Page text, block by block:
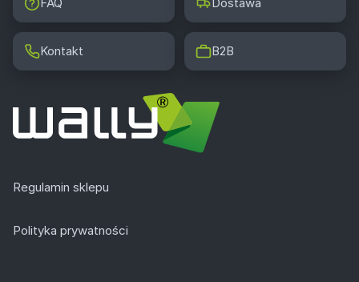
Kontakt B2B
Regulamin sklepu
Polityka prywatności